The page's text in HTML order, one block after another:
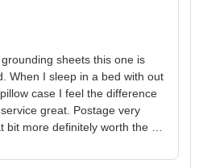
sheets this one is
When I sleep in a bed with out
case I feel the difference
great. Postage very
bit more definitely worth the